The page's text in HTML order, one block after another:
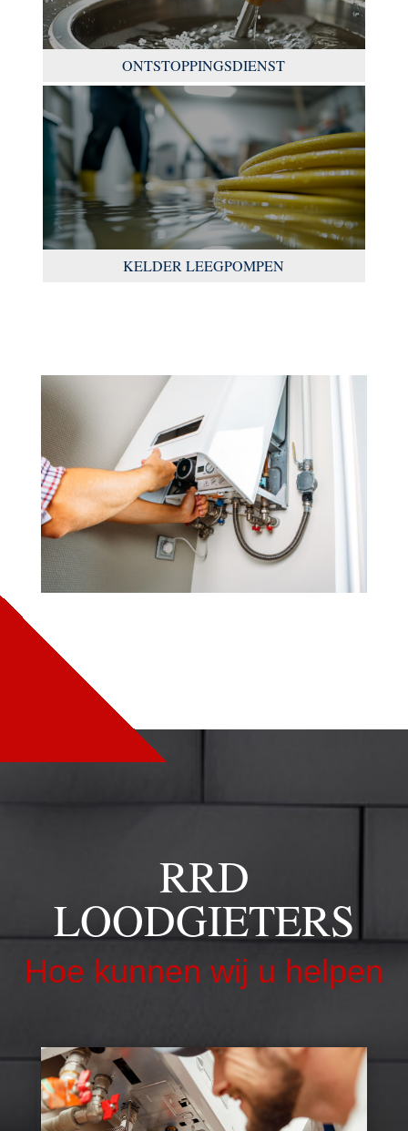
ONTSTOPPINGSDIENST
KELDER LEEGPOMPEN
RRD
LOODGIETERS
Hoe kunnen wij u helpen